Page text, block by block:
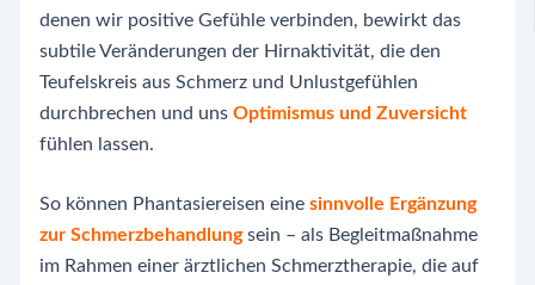
denen wir positive Gefühle verbinden, bewirkt das
subtile Veränderungen der Hirnaktivität, die den
Teufelskreis aus Schmerz und Unlustgefühlen
durchbrechen und uns Optimismus und Zuversicht
fühlen lassen.
So können Phantasiereisen eine sinnvolle Ergänzung
zur Schmerzbehandlungsein – als Begleitmaßnahme
im Rahmen einer ärztlichen Schmerztherapie, die auf